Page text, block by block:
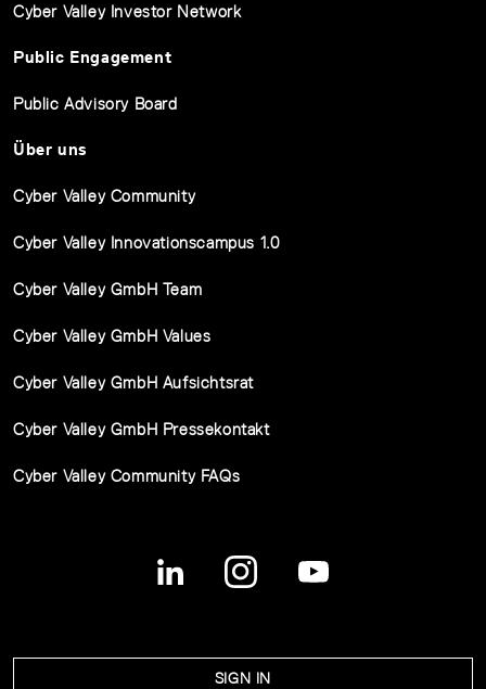
Cyber Valley Investor Network
Public Engagement
Public Advisory Board
Über uns
Cyber Valley Community
Cyber Valley Innovationscampus 1.0
Cyber Valley GmbH Team
Cyber Valley GmbH Values
Cyber Valley GmbH Aufsichtsrat
Cyber Valley GmbH Pressekontakt
Cyber Valley Community FAQs
SIGN IN